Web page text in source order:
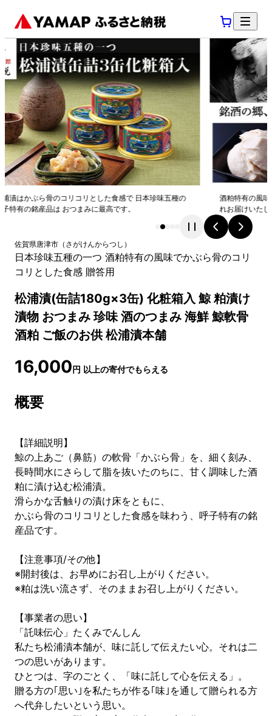
種の
酒粕特有の風味を保ちつつ長期保存ができる松浦漬。 化粧箱に入
れお届けいたします。 ご家庭へ、また ギフトにもおススメです。
佐賀県唐津市 （ さがけんからつし ）
日本珍味五種の一つ 酒粕特有の風味でかぶら骨のコリ
コリとした食感 贈答用
松浦漬(缶詰180g×3缶) 化粧箱入 鯨 粕漬け
漬物 おつまみ 珍味 酒のつまみ 海鮮 鯨軟骨
酒粕 ご飯のお供 松浦漬本舗
16,000円 以上の寄付でもらえる
概要
【詳細説明】
鯨の上あご（鼻筋）の軟骨「かぶら骨」を、細く刻み、
長時間水にさらして脂を抜いたのちに、甘く調味した酒
粕に漬け込む松浦漬。
滑らかな舌触りの漬け床をともに、
かぶら骨のコリコリとした食感を味わう、呼子特有の銘
産品です。
【注意事項/その他】
※開封後は、お早めにお召し上がりください。
※粕は洗い流さず、そのままお召し上がりください。
【事業者の思い】
「託味伝心」たくみでんしん
私たち松浦漬本舗が、味に託して伝えたい心。それは二
つの思いがあります。
ひとつは、字のごとく、「味に託して心を伝える」。
贈る方の｢思い｣を私たちが作る｢味｣を通して贈られる方
へ代弁したいという思い。